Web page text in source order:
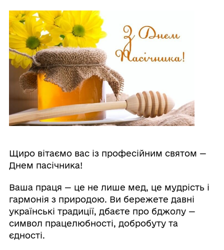
Щиро вітаємо вас із професійним святом —
Днем пасічника!
Ваша праця — це не лише мед, це мудрість і
гармонія з природою. Ви бережете давні
українські традиції, дбаєте про бджолу —
символ працелюбності, добробуту та
єдності.